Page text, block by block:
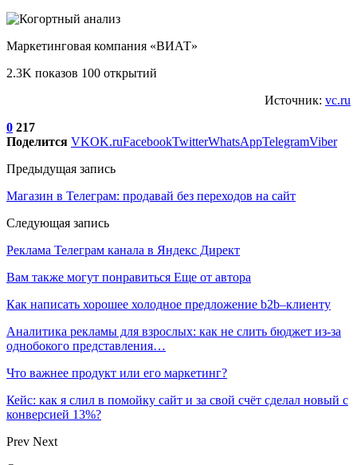
Маркетинговая компания «ВИАТ»
2.3K показов 100 открытий
Источник: vc.ru
0 217
Поделится VKOK.ruFacebookTwitterWhatsAppTelegramViber
Предыдущая запись
Магазин в Телеграм: продавай без переходов на сайт
Следующая запись
Реклама Телеграм канала в Яндекс Директ
Вам также могут понравиться Еще от автора
Как написать хорошее холодное предложение b2b–клиенту
Аналитика рекламы для взрослых: как не слить бюджет из-за
однобокого представления…
Что важнее продукт или его маркетинг?
Кейс: как я слил в помойку сайт и за свой счёт сделал новый с
конверсией 13%?
Prev Next